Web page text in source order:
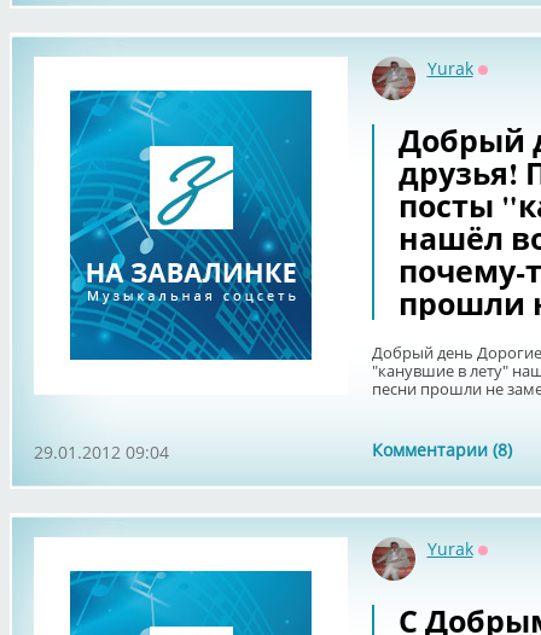
Yurak
Добрый
друзья!
посты
нашёл
почему-
прошли
Добрый день
"канувшие в лету"
песни прошли не
Комментарии (8)
29.01.2012 09:04
Yurak
С